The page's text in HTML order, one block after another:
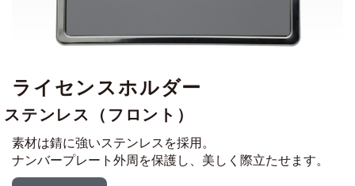
ライセンスホルダー
ステンレス（フロント）
素材は錆に強いステンレスを採用。
ナンバープレート外周を保護し、美しく際立たせます。